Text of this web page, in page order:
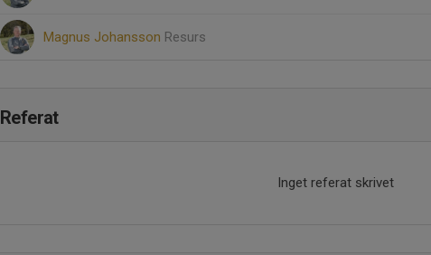
Magnus Johansson Resurs
Referat
Inget referat skrivet